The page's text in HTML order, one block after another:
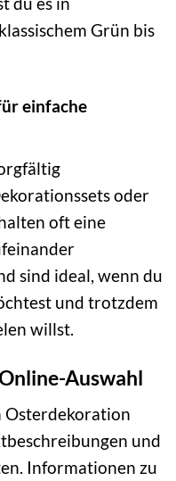
Grün bis
einfache
oder
oft eine
sind ideal, wenn du
und trotzdem
willst.
Auswahl
Osterdekoration
und
Informationen zu